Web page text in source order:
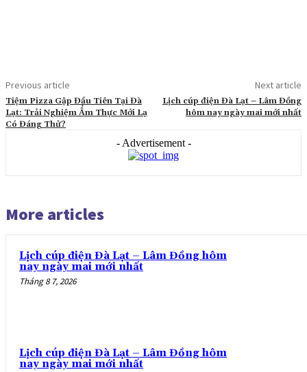
Previous article
Tiệm Pizza Gập Đầu Tiên Tại Đà
Lạt: Trải Nghiệm Ẩm Thực Mới Lạ
Có Đáng Thử?
Next article
Lịch cúp điện Đà Lạt – Lâm Đồng
hôm nay ngày mai mới nhất
- Advertisement -
More articles
Lịch cúp điện Đà Lạt – Lâm Đồng hôm
nay ngày mai mới nhất
Tháng 8 7, 2026
Lịch cúp điện Đà Lạt – Lâm Đồng hôm
nay ngày mai mới nhất